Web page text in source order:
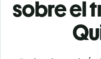
sobre el